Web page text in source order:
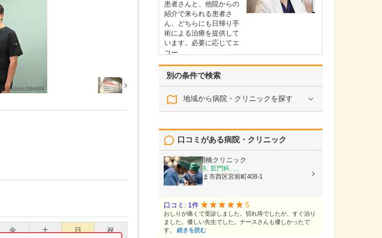
金 土 日 祝
別の条件で検索
地域から病院・クリニックを探す
口コミがある病院・クリニック
さいたま新開橋クリニック
内科, 胃腸内科, 肛門科, ...
埼玉県さいたま市西区宮前町408-1
口コミ: 1件 5
おしりが痛くて受診しました。切れ痔でしたが、すぐ治り
ました。優しい先生でした。ナースさんも優しかったで
す。 続きを読む
患者さんと、他院からの
紹介で来られる患者さ
ん、どちらにも日帰り手
術による治療を提供して
います。必要に応じてエ
コー…
就きたいと思うようにな
りました。その頃はまだ
「…